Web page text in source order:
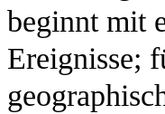
beginnt mit
Ereignisse;